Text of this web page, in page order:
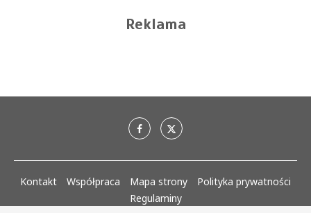
Reklama
Współpraca Mapa strony
Polityka prywatności
Regulaminy